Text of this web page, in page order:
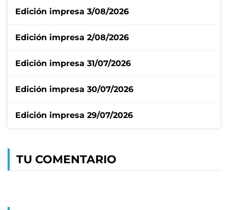
Edición impresa 3/08/2026
Edición impresa 2/08/2026
Edición impresa 31/07/2026
Edición impresa 30/07/2026
Edición impresa 29/07/2026
TU COMENTARIO